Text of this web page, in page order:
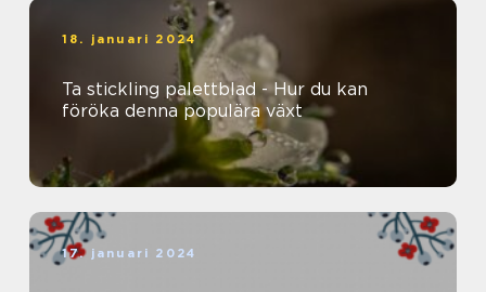
18. januari 2024
Ta stickling palettblad - Hur du kan
föröka denna populära växt
17. januari 2024